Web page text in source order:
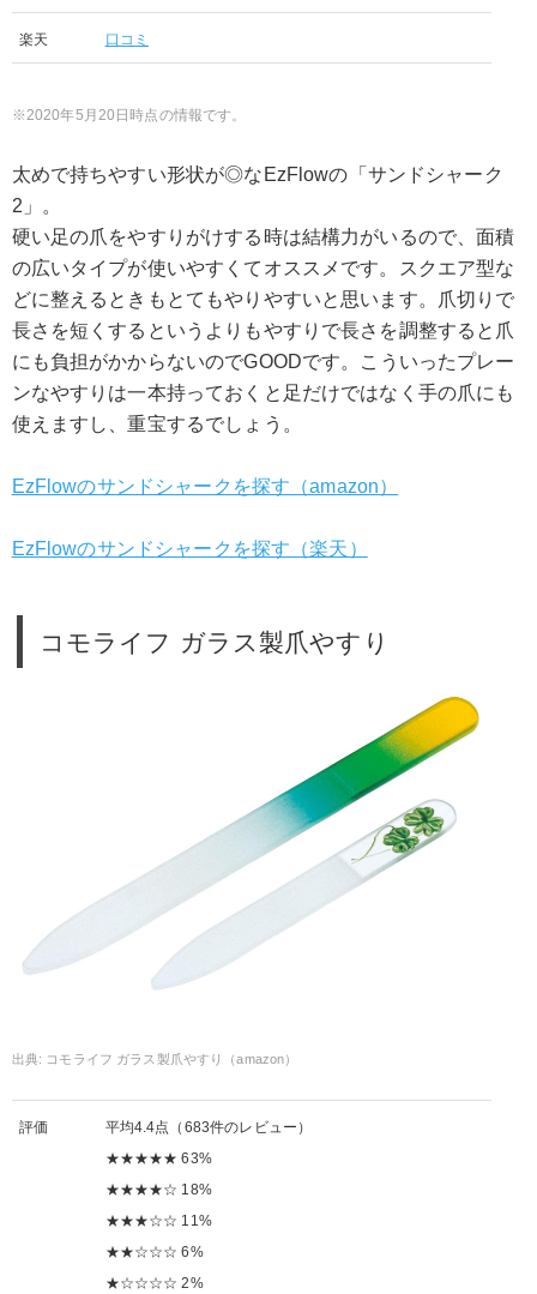
楽天 口コミ
2020年5月20日時点の情報です。
太めで持ちやすい形状が◎なEzFlowの「サンドシャーク
2」。
硬い足の爪をやすりがけする時は結構力がいるので、面積
の広いタイプが使いやすくてオススメです。スクエア型な
どに整えるときもとてもやりやすいと思います。爪切りで
長さを短くするというよりもやすりで長さを調整すると爪
にも負担がかからないのでGOODです。こういったプレー
ンなやすりは一本持っておくと足だけではなく手の爪にも
使えますし、重宝するでしょう。
EzFlowのサンドシャークを探す（amazon）
EzFlowのサンドシャークを探す（楽天）
コモライフ ガラス製爪やすり
コモライフ ガラス製爪やすり（amazon）
評価
平均4.4点（683件のレビュー）
★★★★★ 63%
★★★★☆ 18%
★★★☆☆ 11%
★★☆☆☆ 6%
★☆☆☆☆ 2%